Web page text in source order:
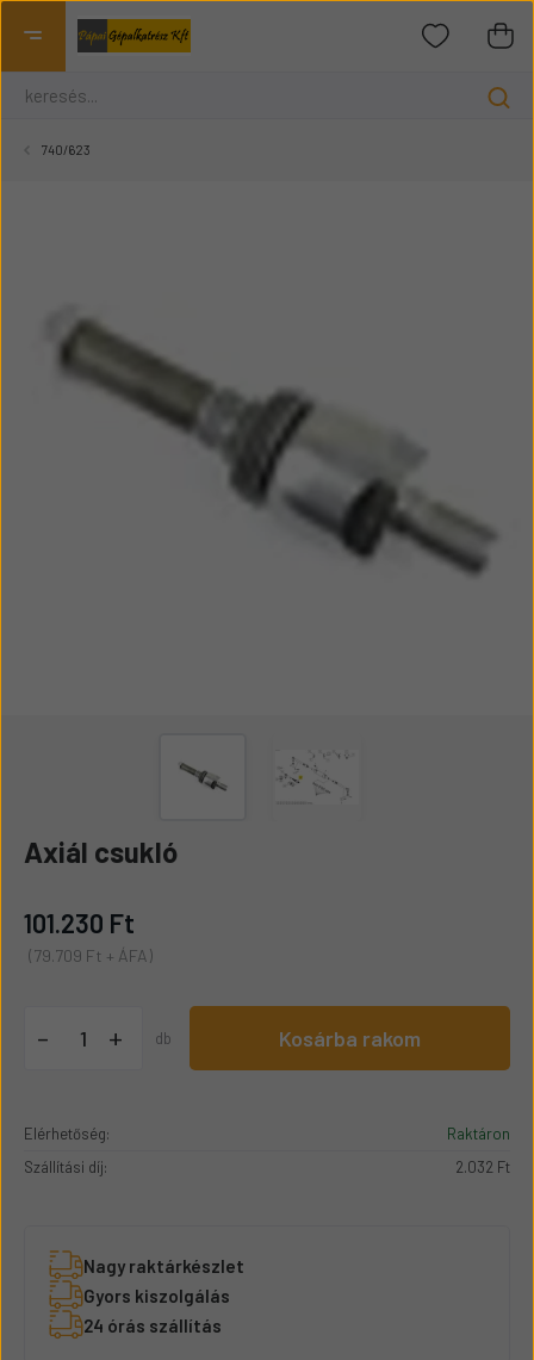
740/623
Axiál csukló
101.230 Ft
(79.709 Ft + ÁFA)
- + db Kosárba rakom
Elérhetőség:
Raktáron
Szállítási díj:
2.032 Ft
Nagy raktárkészlet
Gyors kiszolgálás
24 órás szállítás